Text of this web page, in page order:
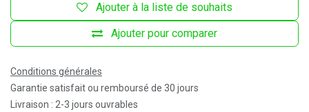
Ajouter pour comparer
Ajouter à la liste de souhaits
Conditions générales
Garantie satisfait ou remboursé de 30 jours
Livraison : 2-3 jours ouvrables